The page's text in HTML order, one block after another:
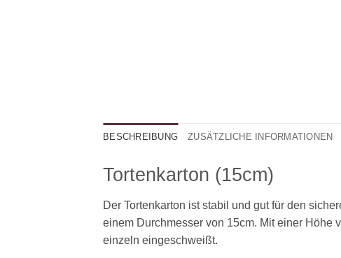
BESCHREIBUNG ZUSÄTZLICHE INFORMATIONEN
Tortenkarton (15cm)
Der Tortenkarton ist stabil und gut für den
einem Durchmesser von 15cm. Mit einer Höhe
einzeln eingeschweißt.